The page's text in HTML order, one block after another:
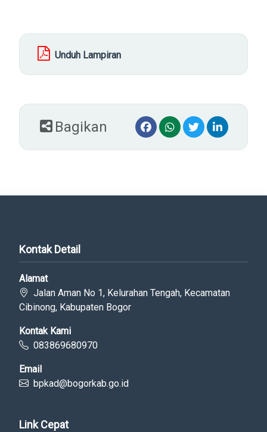
Unduh Lampiran
Bagikan
Kontak Detail
Alamat
Jalan Aman No 1, Kelurahan Tengah, Kecamatan
Cibinong, Kabupaten Bogor
Kontak Kami
083869680970
Email
bpkad@bogorkab.go.id
Link Cepat